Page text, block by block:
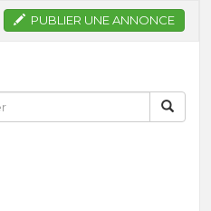
PUBLIER UNE ANNONCE